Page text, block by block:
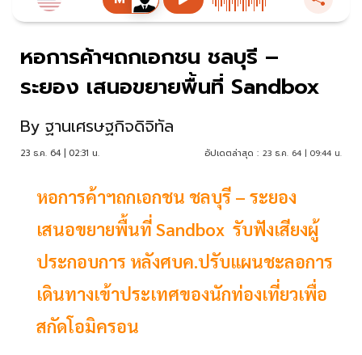
หอการค้าฯถกเอกชน ชลบุรี –
ระยอง เสนอขยายพื้นที่ Sandbox
By ฐานเศรษฐกิจดิจิทัล
23 ธ.ค. 64 | 02:31 น. อัปเดตล่าสุด : 23 ธ.ค. 64 | 09:44 น.
หอการค้าฯถกเอกชน ชลบุรี – ระยอง
เสนอขยายพื้นที่ Sandbox รับฟังเสียงผู้
ประกอบการ หลังศบค.ปรับแผนชะลอการ
เดินทางเข้าประเทศของนักท่องเที่ยวเพื่อ
สกัดโอมิครอน